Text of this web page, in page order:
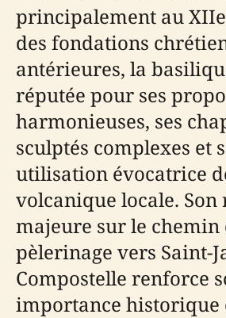
principalement au
des fondations
antérieures, la
réputée pour ses
harmonieuses, ses
sculptés complexes et
utilisation évocatrice
volcanique locale. Son
majeure sur le chemin
pèlerinage vers Saint-
Compostelle renforce
importance historique